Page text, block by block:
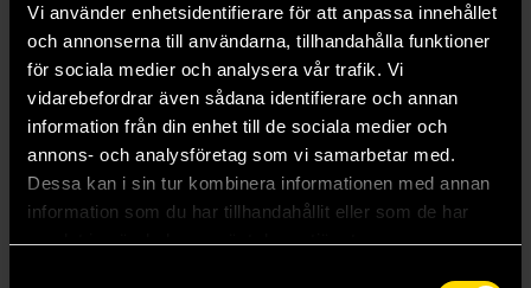
Vi använder enhetsidentifierare för att anpassa innehållet
och annonserna till användarna, tillhandahålla funktioner
för sociala medier och analysera vår trafik. Vi
vidarebefordrar även sådana identifierare och annan
information från din enhet till de sociala medier och
annons- och analysföretag som vi samarbetar med.
Dessa kan i sin tur kombinera informationen med annan
information som du har tillhandahållit eller som de har
samlat in när du har använt deras tjänster.
Octavia Gone
Jack McDevitt
39 kr Ord.159 kr